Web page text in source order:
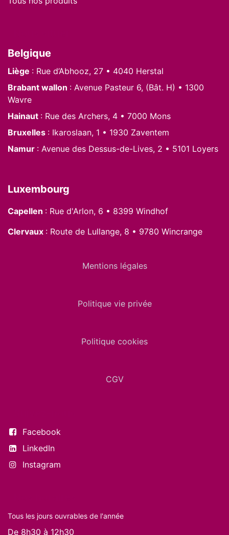
Belgique
Liège : Rue d’Abhooz, 27 • 4040 Herstal
Brabant wallon : Avenue Pasteur 6, (Bât. H) • 1300
Wavre
Hainaut : Rue des Archers, 4 • 7000 Mons
Bruxelles : Ikaroslaan, 1 • 1930 Zaventem
Namur : Avenue des Dessus-de-Lives, 2 • 5101 Loyers
Luxembourg
Capellen : Rue d'Arlon, 6 • 8399 Windhof
Clervaux : Route de Lullange, 8 • 9780 Wincrange
Mentions légales
Politique vie privée
Politique cookies
CGV
Facebook
LinkedIn
Instagram
Tous les jours ouvrables de l'année
De 8h30 à 12h30